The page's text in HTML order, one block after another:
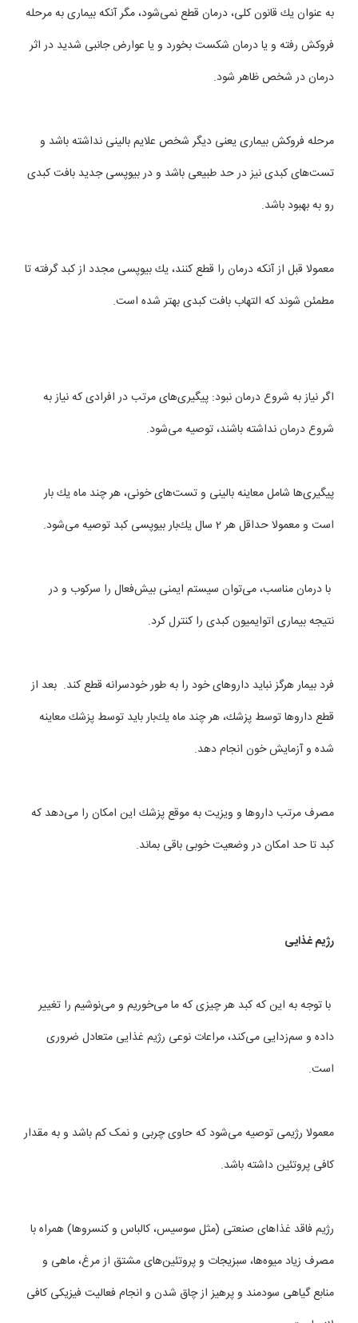
به عنوان یك قانون كلی، درمان قطع نمی‌شود، مگر آنكه بیماری به مرحله
فروكش رفته و یا درمان شكست بخورد و یا عوارض جانبی شدید در اثر
درمان در شخص ظاهر شود.
مرحله فروكش بیماری یعنی دیگر شخص علایم بالینی نداشته باشد و
تست‌های كبدی نیز در حد طبیعی باشد و در بیوپسی جدید بافت كبدی
رو به بهبود باشد.
معمولا قبل از آنكه درمان را قطع كنند، یك بیوپسی مجدد از كبد گرفته تا
مطمئن شوند كه التهاب بافت كبدی بهتر شده است.
اگر نیاز به شروع درمان نبود: پیگیری‌های مرتب در افرادی كه نیاز به
شروع درمان نداشته باشند، توصیه می‌شود.
پیگیری‌ها شامل معاینه بالینی و تست‌های خونی، هر چند ماه یك بار
است و معمولا حداقل هر 2 سال یك‌بار بیوپسی كبد توصیه می‌شود.
با درمان مناسب، می‌توان سیستم ایمنی بیش‌فعال را سركوب و در
نتیجه بیماری اتوایمیون كبدی را كنترل کرد.
فرد بیمار هرگز نباید داروهای خود را به طور خودسرانه قطع کند. بعد از
قطع داروها توسط پزشك، هر چند ماه یك‌بار باید توسط پزشك معاینه
شده و آزمایش خون انجام دهد.
مصرف مرتب داروها و ویزیت به موقع پزشك این امكان را می‌‌دهد كه
كبد تا حد امكان در وضعیت خوبی باقی بماند.
رژیم غذایی
با توجه به این که كبد هر چیزی كه ما می‌‌خوریم و می‌نوشیم را تغییر
داده و سم‌زدایی می‌كند، مراعات نوعی رژیم غذایی متعادل ضروری
است.
معمولا رژیمی توصیه می‌شود كه حاوی چربی و نمک کم باشد و به مقدار
كافی پروتئین داشته باشد.
رژیم فاقد غذاهای صنعتی (مثل سوسیس، كالباس و كنسروها) همراه با
مصرف زیاد میوه‌ها، سبزیجات و پروتئین‌های مشتق از مرغ، ماهی و
منابع گیاهی سودمند و پرهیز از چاق شدن و انجام فعالیت فیزیكی كافی